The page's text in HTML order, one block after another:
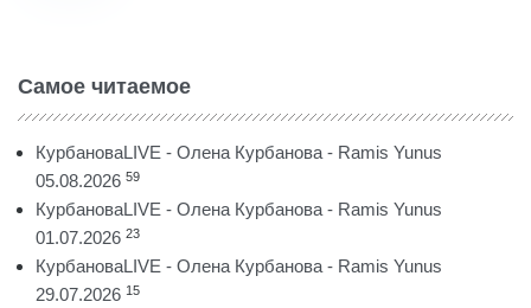
Самое читаемое
КурбановаLIVE - Олена Курбанова - Ramis Yunus
05.08.2026 59
КурбановаLIVE - Олена Курбанова - Ramis Yunus
01.07.2026 23
КурбановаLIVE - Олена Курбанова - Ramis Yunus
29.07.2026 15